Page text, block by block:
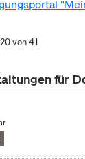
von 41
für